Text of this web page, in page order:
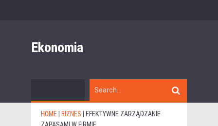
Ekonomia
HOME BIZNES
EFEKTYWNE ZARZĄDZANIE